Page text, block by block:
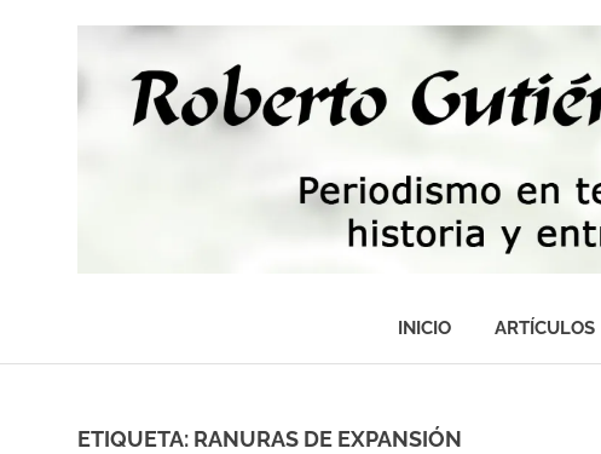
contenido
historia
INICIO ARTÍCULOS
ETIQUETA: RANURAS DE EXPANSIÓN